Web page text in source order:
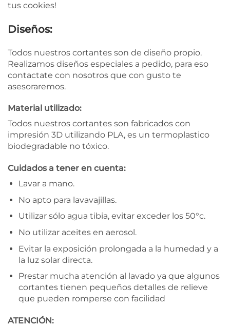
tus cookies!
Diseños:
Todos nuestros cortantes son de diseño propio.
Realizamos diseños especiales a pedido, para eso
contactate con nosotros que con gusto te
asesoraremos.
Material utilizado:
Todos nuestros cortantes son fabricados con
impresión 3D utilizando PLA, es un termoplastico
biodegradable no tóxico.
Cuidados a tener en cuenta:
Lavar a mano.
No apto para lavavajillas.
Utilizar sólo agua tibia, evitar exceder los 50°c.
No utilizar aceites en aerosol.
Evitar la exposición prolongada a la humedad y a
la luz solar directa.
Prestar mucha atención al lavado ya que algunos
cortantes tienen pequeños detalles de relieve
que pueden romperse con facilidad
ATENCIÓN: